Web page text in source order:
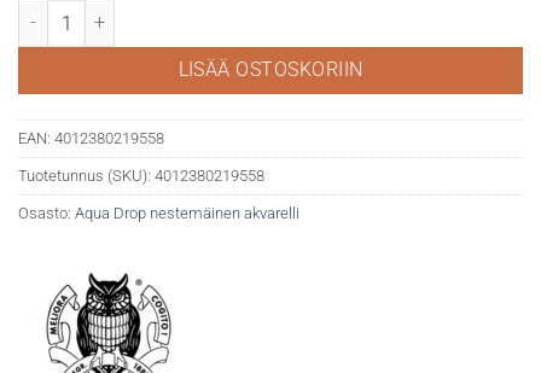
Aqua Drop 5 väriä ja liner -kynä määrä
LISÄÄ OSTOSKORIIN
EAN: 4012380219558
Tuotetunnus (SKU): 4012380219558
Osasto: Aqua Drop nestemäinen akvarelli